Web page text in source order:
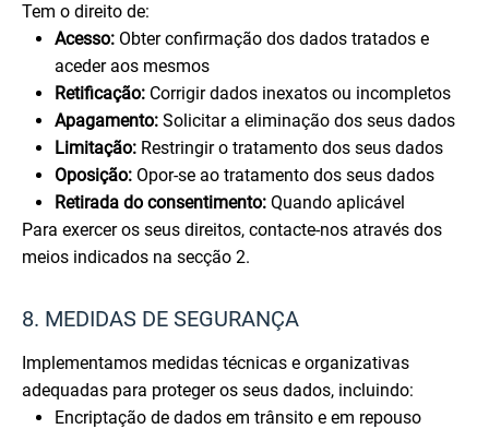
Tem o direito de:
Acesso: Obter confirmação dos dados tratados e
aceder aos mesmos
Retificação: Corrigir dados inexatos ou incompletos
Apagamento: Solicitar a eliminação dos seus dados
Limitação: Restringir o tratamento dos seus dados
Oposição: Opor-se ao tratamento dos seus dados
Retirada do consentimento: Quando aplicável
Para exercer os seus direitos, contacte-nos através dos
meios indicados na secção 2.
8. MEDIDAS DE SEGURANÇA
Implementamos medidas técnicas e organizativas
adequadas para proteger os seus dados, incluindo:
Encriptação de dados em trânsito e em repouso